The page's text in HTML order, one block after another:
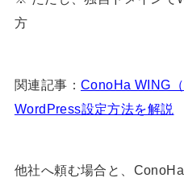
方
関連記事： ConoHa WING
WordPress設定方法を解説
他社へ頼む場合と、